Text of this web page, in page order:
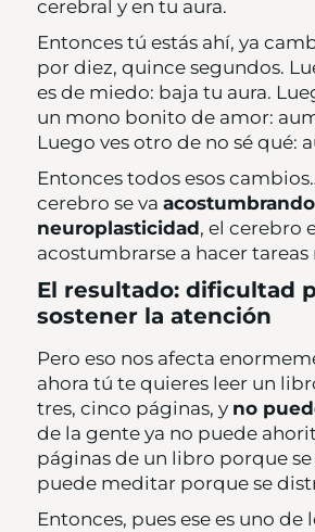
cerebral y en tu aura.
Entonces tú estás ahí, ya
por diez, quince segundos.
es de miedo: baja tu aura.
un mono bonito de amor:
Luego ves otro de no sé qué:
Entonces todos esos
cerebro se va acostumbrando
neuroplasticidad, el cerebro
acostumbrarse a hacer tareas
El resultado: dificultad
sostener la atención
Pero eso nos afecta
ahora tú te quieres leer un
tres, cinco páginas, y no
de la gente ya no puede
páginas de un libro porque se
puede meditar porque se
Entonces, pues ese es uno de